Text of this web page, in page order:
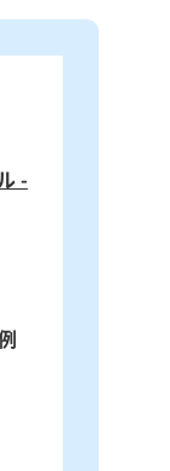
-